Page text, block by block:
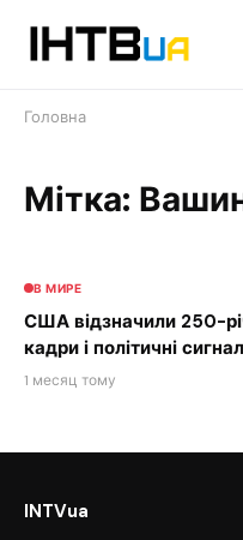
Головна
Мітка:
В МИРЕ
США відзначили 250-
кадри і політичні
1 месяц тому
INTVua